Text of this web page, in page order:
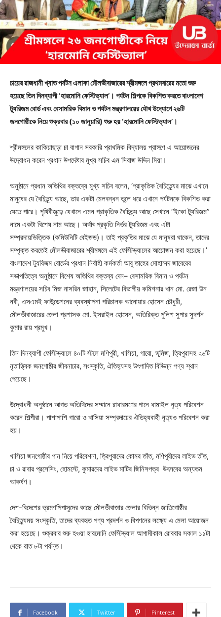
চায়ের রাজধানী খ্যাত পর্যটন এলাকা মৌলভীবাজারের শ্রীমঙ্গলে প্রথমবারের মতো শুরু
হয়েছে তিন দিনব্যাপী ‘হারমোনি ফেস্টিভ্যাল’। পর্যটন শিল্পকে বিকশিত করতে বাংলাদেশ
ট্যুরিজম বোর্ড এবং বেসামরিক বিমান ও পর্যটন মন্ত্রণালয়ের যৌথ উদ্যোগে ২৬টি
জনগোষ্ঠীকে নিয়ে শুক্রবার (১০ জানুয়ারি) শুরু হয় ‘হারমোনি ফেস্টিভ্যাল’।
শ্রীমঙ্গলের কাকিয়াছড়া চা বাগান সরকারি প্রাথমিক বিদ্যালয় প্রাঙ্গণে এ আয়োজনের
উদ্বোধন করেন প্রধান উপদেষ্টার মুখ্য সচিব এম সিরাজ উদ্দিন মিয়া।
অনুষ্ঠানে প্রধান অতিথির বক্তব্যে মুখ্য সচিব বলেন, ‘প্রাকৃতিক বৈচিত্র্যের মাঝে এখানে
মানুষের যে বৈচিত্র্য আছে, তার একটা মেলবন্ধন তুলে ধরে এখানে পর্যটনকে বিকশিত করা
যেতে পারে। পৃথিবীজুড়ে যেখানে এমন প্রাকৃতিক বৈচিত্র্য আছে সেখানে “ইকো ট্যুরিজম”
নামে একটা বিশেষ নাম আছে। অর্থাৎ প্রকৃতি নির্ভর ট্যুরিজম এবং এটা
সম্প্রদায়ভিত্তিক (কমিউনিটি বেইজড)। তাই প্রকৃতির মাঝে যে মানুষরা থাকেন, তাদের
সম্পৃক্ত করতেই মৌলভীবাজারের শ্রীমঙ্গলে এই ফেস্টিভ্যালের আয়োজন করা হয়েছে।’
বাংলাদেশ ট্যুরিজম বোর্ডের প্রধান নির্বাহী কর্মকর্তা আবু তাহের মোহাম্মদ জাবেরের
সভাপতিত্বে অনুষ্ঠানে বিশেষ অতিথির বক্তব্য দেন– বেসামরিক বিমান ও পর্যটন
মন্ত্রণালয়ের সচিব মিজ নাসরিন জাহান, সিলেটের বিভাগীয় কমিশনার খান মো. রেজা উন
নবী, এসএমই ফাউন্ডেশনের ব্যবস্থাপনা পরিচালক আনোয়ার হোসেন চৌধুরী,
মৌলভীবাজারের জেলা প্রশাসক মো. ইসরাইল হোসেন, অতিরিক্ত পুলিশ সুপার সুদর্শন
কুমার রায় প্রমুখ।
তিন দিনব্যাপী ফেস্টিভ্যালে ৪০টি স্টলে মণিপুরী, খাসিয়া, গারো, ভূমিজ, ত্রিপুরাসহ ২৬টি
নৃতাত্ত্বিক জনগোষ্ঠীর জীবনাচার, সংস্কৃতি, ঐতিহ্যসহ উৎপাদিত বিভিন্ন পণ্য স্থান
পেয়েছে।
উদ্বোধনী অনুষ্ঠানে আগত অতিথিদের সম্মানে রাধারমণের গানে ধামাইল নৃত্য পরিবেশন
করেন শিল্পীরা। পাশাপাশি গারো ও খাসিয়া সম্প্রদায়ের ঐতিহ্যবাহী নৃত্যও পরিবেশন করা
হয়।
খাসিয়া জনগোষ্ঠীর পান নিয়ে পরিবেশনা, ত্রিপুরাদের কোমর তাঁত, মণিপুরীদের লাইভ তাঁত,
চা ও রাবার প্রসেসিং, হোমস্টে, কুমারদের লাইভ মাটির জিনিসপত্র উৎসবের অন্যতম
আকর্ষণ।
দেশ-বিদেশের ভ্রমণপিপাসুদের কাছে মৌলভীবাজার জেলার বিভিন্ন জাতিগোষ্ঠীর
বৈচিত্র্যময় সংস্কৃতি, তাদের ব্যবহৃত পণ্য প্রদর্শন ও বিপণনের লক্ষ্যে এ মেলা আয়োজন
করা হয়েছে। শুক্রবার শুরু হওয়া হারমোনি ফেস্টিভ্যাল আগামীকাল রোববার সকাল ১১টা
থেকে রাত ৮টা পর্যন্ত।
Facebook Twitter Pinterest